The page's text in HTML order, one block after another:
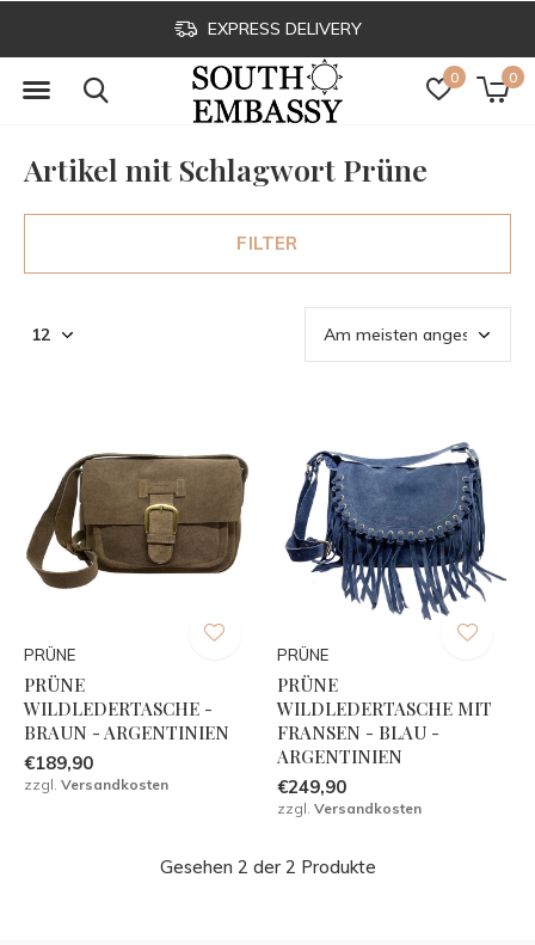
0 0
EXPRESS DELIVERY
Artikel mit Schlagwort Prüne
FILTER
PRÜNE
PRÜNE
WILDLEDERTASCHE -
BRAUN - ARGENTINIEN
€189,90
zzgl. Versandkosten
PRÜNE
PRÜNE
WILDLEDERTASCHE MIT
FRANSEN - BLAU -
ARGENTINIEN
€249,90
zzgl. Versandkosten
Gesehen 2 der 2 Produkte